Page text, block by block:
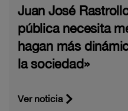
Juan José
pública necesita
hagan más
la sociedad»
Ver noticia